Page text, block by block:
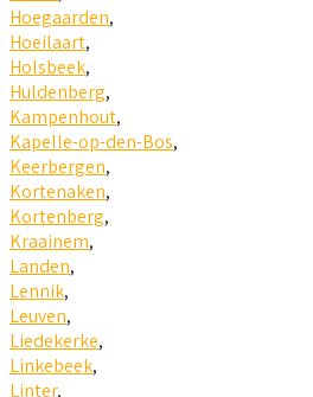
Hoegaarden,
Hoeilaart,
Holsbeek,
Huldenberg,
Kampenhout,
Kapelle-op-den-Bos,
Keerbergen,
Kortenaken,
Kortenberg,
Kraainem,
Landen,
Lennik,
Leuven,
Liedekerke,
Linkebeek,
Linter,